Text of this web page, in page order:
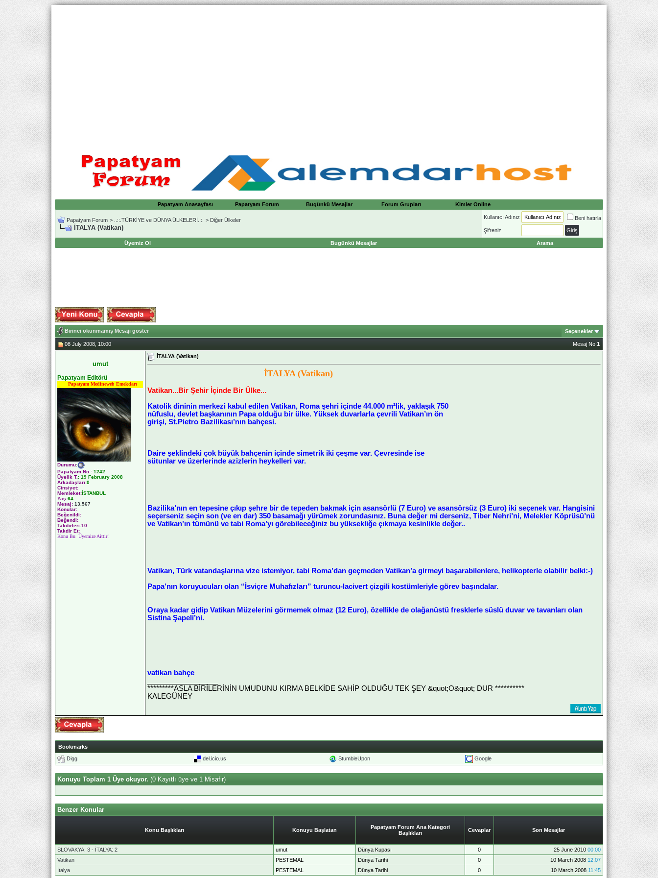
Papatyam Anasayfası Papatyam Forum Bugünkü Mesajlar Forum Grupları Kimler Online
Papatyam Forum > ..::.TÜRKİYE ve DÜNYA ÜLKELERİ.::. > Diğer Ülkeler
İTALYA (Vatikan)
Kullanıcı Adınız Beni hatırla
Şifreniz
Üyemiz Ol Bugünkü Mesajlar Arama
Birinci okunmamış Mesajı göster Seçenekler
08 July 2008, 10:00 Mesaj No:1
umut
Papatyam Editörü
Papatyam Medineweb Emekdarı
Durumu:
Papatyam No : 1242
Üyelik T.: 19 February 2008
Arkadaşları:0
Cinsiyet:
Memleket:İSTANBUL
Yaş:64
Mesaj: 13.567
Konular:
Beğenildi:
Beğendi:
Takdirleri:10
Takdir Et:
Konu Bu Üyemize Aittir!
İTALYA (Vatikan)
İTALYA (Vatikan)
Vatikan...Bir Şehir İçinde Bir Ülke...
Katolik dininin merkezi kabul edilen Vatikan, Roma şehri içinde 44.000 m²lik, yaklaşık 750
nüfuslu, devlet başkanının Papa olduğu bir ülke. Yüksek duvarlarla çevrili Vatikan’ın ön
girişi, St.Pietro Bazilikası’nın bahçesi.
Daire şeklindeki çok büyük bahçenin içinde simetrik iki çeşme var. Çevresinde ise
sütunlar ve üzerlerinde azizlerin heykelleri var.
Bazilika’nın en tepesine çıkıp şehre bir de tepeden bakmak için asansörlü (7 Euro) ve asansörsüz (3 Euro) iki seçenek var. Hangisini
seçerseniz seçin son (ve en dar) 350 basamağı yürümek zorundasınız. Buna değer mi derseniz, Tiber Nehri’ni, Melekler Köprüsü’nü
ve Vatikan’ın tümünü ve tabi Roma’yı görebileceğiniz bu yüksekliğe çıkmaya kesinlikle değer..
Vatikan, Türk vatandaşlarına vize istemiyor, tabi Roma’dan geçmeden Vatikan’a girmeyi başarabilenlere, helikopterle olabilir belki:-)
Papa’nın koruyucuları olan “İsviçre Muhafızları” turuncu-lacivert çizgili kostümleriyle görev başındalar.
Oraya kadar gidip Vatikan Müzelerini görmemek olmaz (12 Euro), özellikle de olağanüstü fresklerle süslü duvar ve tavanları olan
Sistina Şapeli’ni.
vatikan bahçe
*********ASLA BİRİLERİNİN UMUDUNU KIRMA BELKİDE SAHİP OLDUĞU TEK ŞEY &quot;O&quot; DUR **********
KALEGÜNEY
Bookmarks
Digg
del.icio.us StumbleUpon Google
Konuyu Toplam 1 Üye okuyor. (0 Kayıtlı üye ve 1 Misafir)
Benzer Konular
Konu Başlıkları Konuyu Başlatan
Papatyam Forum Ana Kategori
Başlıkları
Cevaplar Son Mesajlar
SLOVAKYA: 3 - İTALYA: 2 umut Dünya Kupası 0 25 June 2010 00:00
Vatikan
PESTEMAL Dünya Tarihi 0 10 March 2008 12:07
İtalya
PESTEMAL Dünya Tarihi 0 10 March 2008 11:45